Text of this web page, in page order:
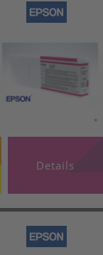
Details